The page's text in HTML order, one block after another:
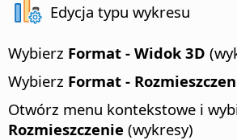
Edycja typu wykresu
Wybierz Format - Widok 3D
Wybierz Format -
Otwórz menu kontekstowe i
Rozmieszczenie (wykresy)